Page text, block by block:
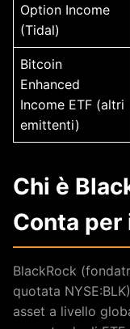
Option Income
(Tidal)
Bitcoin
Enhanced
Income ETF (altri
emittenti)
Chi è
Conta
BlackRock
quotata
asset a livello